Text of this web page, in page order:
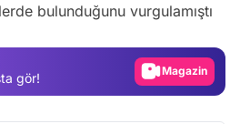
bulunduğunu vurgulamıştı
gör!
Test
Magazin